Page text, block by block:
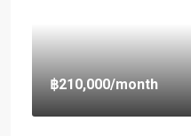
฿210,000/month